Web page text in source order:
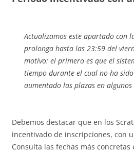
Actualizamos este apartado con
prolonga hasta las 23:59 del
motivo: el primero es que el
tiempo durante el cual no ha
aumentado las plazas en
Debemos destacar que en los
incentivado de inscripciones, con
Consulta las fechas más